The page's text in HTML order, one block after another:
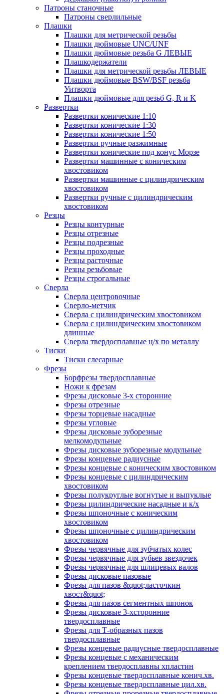
Патроны станочные
Патроны сверлильные
Плашки
Плашки для метрической резьбы
Плашки дюймовые UNC/UNF
Плашки дюймовые резьба G ЛЕВЫЕ
Плашкодержатели
Плашки для метрической резьбы ЛЕВЫЕ
Плашки дюймовые BSW/BSF резьба
Уитворта
Плашки дюймовые для резьб G, R и K
Развертки
Развертки конические 1:10
Развертки конические 1:30
Развертки конические 1:50
Развертки ручные разжимные
Развертки конические под конус Морзе
Развертки машинные с коническим
хвостовиком
Развертки машинные с цилиндрическим
хвостовиком
Развертки ручные с цилиндрическим
хвостовиком
Резцы
Резцы контурные
Резцы отрезные
Резцы подрезные
Резцы проходные
Резцы расточные
Резцы резьбовые
Резцы строгальные
Сверла
Сверла центровочные
Сверло-метчик
Сверла с цилиндрическим хвостовиком
Сверла с цилиндрическим хвостовиком
длинные
Сверла твердосплавные ц/х по металлу
Тиски
Тиски слесарные
Фрезы
Борфрезы твердосплавные
Ножи к фрезам
Фрезы дисковые 3-х сторонние
Фрезы отрезные
Фрезы торцевые насадные
Фрезы угловые
Фрезы дисковые зуборезные
мелкомодульные
Фрезы дисковые зуборезные модульные
Фрезы концевые радиусные
Фрезы концевые с коническим хвостовиком
Фрезы концевые с цилиндрическим
хвостовиком
Фрезы полукруглые вогнутые и выпуклые
Фрезы цилиндрические насадные и к/х
Фрезы шпоночные с коническим
хвостовиком
Фрезы шпоночные с цилиндрическим
хвостовиком
Фрезы червячные для зубчатых колес
Фрезы червячные для зубьев звездочек
Фрезы червячные для шлицевых валов
Фрезы дисковые пазовые
Фрезы для пазов &quot;ласточкин
хвост&quot;
Фрезы для пазов сегментных шпонок
Фрезы дисковые 3-хсторонние
твердосплавные
Фрезы для Т-образных пазов
твердосплавные
Фрезы концевые радиусные твердосплавные
Фрезы концевые с механическим
креплением твердосплавны хпластин
Фрезы концевые твердосплавные конич.хв.
Фрезы концевые твердосплавные цил.хв.